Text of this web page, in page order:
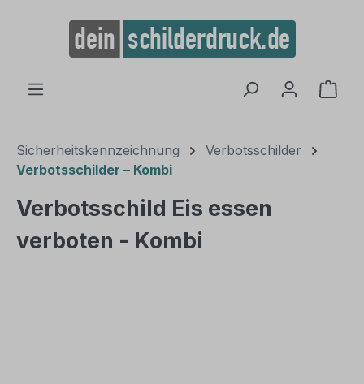
springen
Sicherheitskennzeichnung
Verbotsschilder
Verbotsschilder – Kombi
Verbotsschild Eis essen
verboten - Kombi